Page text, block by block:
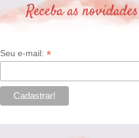
Receba as novidades
Seu e-mail: *